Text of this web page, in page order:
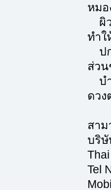
หมอ
ผิว
ทำใ
ปก
ส่วน
บำ
ดวง
สา
บริ
Tel